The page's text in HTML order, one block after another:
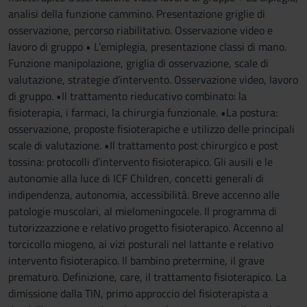
analisi della funzione cammino. Presentazione griglie di
osservazione, percorso riabilitativo. Osservazione video e
lavoro di gruppo • L’emiplegia, presentazione classi di mano.
Funzione manipolazione, griglia di osservazione, scale di
valutazione, strategie d’intervento. Osservazione video, lavoro
di gruppo. •Il trattamento rieducativo combinato: la
fisioterapia, i farmaci, la chirurgia funzionale. •La postura:
osservazione, proposte fisioterapiche e utilizzo delle principali
scale di valutazione. •Il trattamento post chirurgico e post
tossina: protocolli d’intervento fisioterapico. Gli ausili e le
autonomie alla luce di ICF Children, concetti generali di
indipendenza, autonomia, accessibilità. Breve accenno alle
patologie muscolari, al mielomeningocele. Il programma di
tutorizzazzione e relativo progetto fisioterapico. Accenno al
torcicollo miogeno, ai vizi posturali nel lattante e relativo
intervento fisioterapico. Il bambino pretermine, il grave
prematuro. Definizione, care, il trattamento fisioterapico. La
dimissione dalla TIN, primo approccio del fisioterapista a